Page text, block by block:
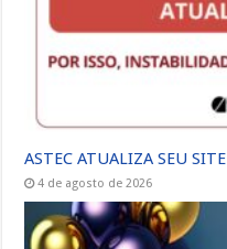
ASTEC ATUALIZA SEU SITE
4 de agosto de 2026